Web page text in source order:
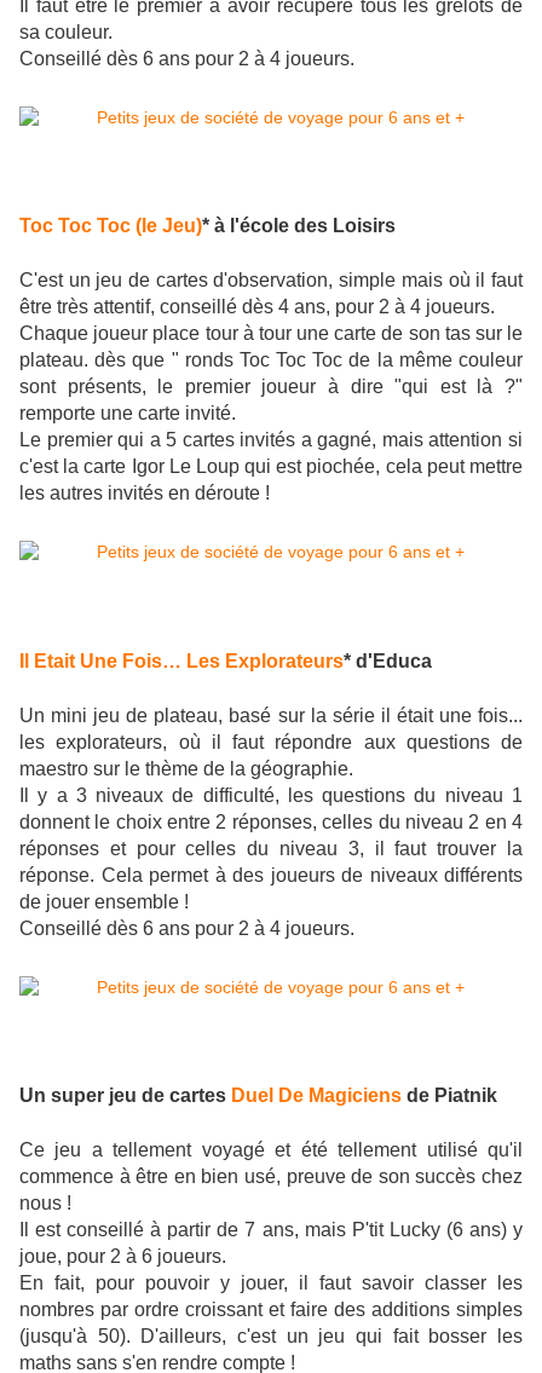
Il faut être le premier à avoir récupéré tous les grelots de
sa couleur.
Conseillé dès 6 ans pour 2 à 4 joueurs.
Toc Toc Toc (le Jeu)* à l'école des Loisirs
C'est un jeu de cartes d'observation, simple mais où il faut
être très attentif, conseillé dès 4 ans, pour 2 à 4 joueurs.
Chaque joueur place tour à tour une carte de son tas sur le
plateau. dès que " ronds Toc Toc Toc de la même couleur
sont présents, le premier joueur à dire "qui est là ?"
remporte une carte invité.
Le premier qui a 5 cartes invités a gagné, mais attention si
c'est la carte Igor Le Loup qui est piochée, cela peut mettre
les autres invités en déroute !
Il Etait Une Fois… Les Explorateurs* d'Educa
Un mini jeu de plateau, basé sur la série il était une fois...
les explorateurs, où il faut répondre aux questions de
maestro sur le thème de la géographie.
Il y a 3 niveaux de difficulté, les questions du niveau 1
donnent le choix entre 2 réponses, celles du niveau 2 en 4
réponses et pour celles du niveau 3, il faut trouver la
réponse. Cela permet à des joueurs de niveaux différents
de jouer ensemble !
Conseillé dès 6 ans pour 2 à 4 joueurs.
Un super jeu de cartes Duel De Magiciens de Piatnik
Ce jeu a tellement voyagé et été tellement utilisé qu'il
commence à être en bien usé, preuve de son succès chez
nous !
Il est conseillé à partir de 7 ans, mais P'tit Lucky (6 ans) y
joue, pour 2 à 6 joueurs.
En fait, pour pouvoir y jouer, il faut savoir classer les
nombres par ordre croissant et faire des additions simples
(jusqu'à 50). D'ailleurs, c'est un jeu qui fait bosser les
maths sans s'en rendre compte !